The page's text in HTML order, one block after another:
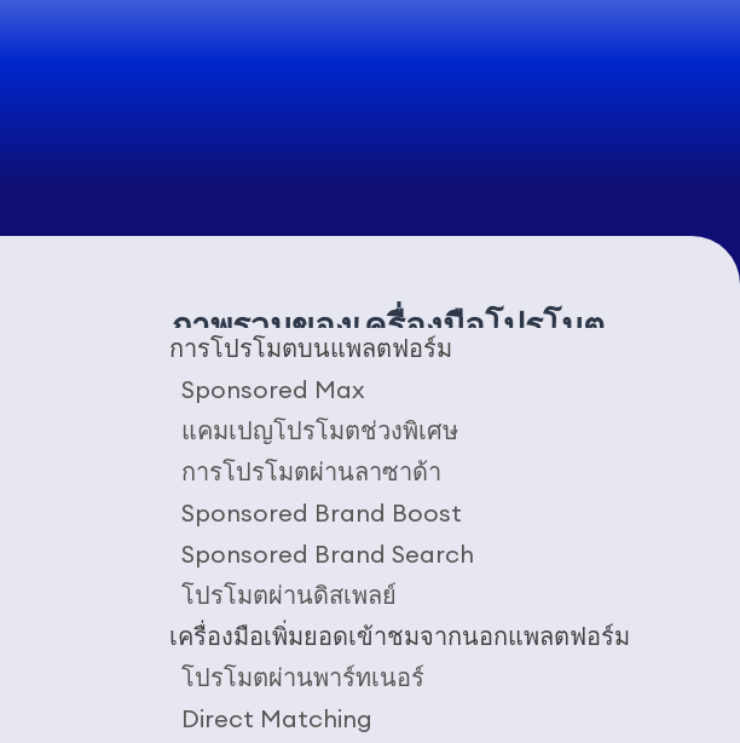
ภาพรวมของเครื่องมือโปรโมต
การโปรโมตบนแพลตฟอร์ม
Sponsored Max
แคมเปญโปรโมตช่วงพิเศษ
การโปรโมตผ่านลาซาด้า
Sponsored Brand Boost
Sponsored Brand Search
โปรโมตผ่านดิสเพลย์
เครื่องมือเพิ่มยอดเข้าชมจากนอกแพลตฟอร์ม
โปรโมตผ่านพาร์ทเนอร์
Direct Matching